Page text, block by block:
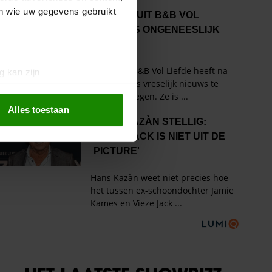
wie uw gegevens gebruikt
kan zijn
te bieden en om ons
partners voor social
die u aan ze heeft
met onze cookies als u
Alles toestaan